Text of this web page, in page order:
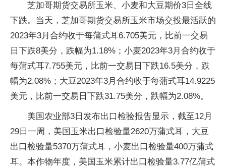
芝加哥期货交易所玉米、小麦和大豆期价3日全线
下跌。当天，芝加哥期货交易所玉米市场交投最活跃的
2023年3月合约收于每蒲式耳6.705美元，比前一交易
日下跌8美分，跌幅为1.18%；小麦2023年3月合约收于
每蒲式耳7.755美元，比前一交易日下跌16.5美分，跌
幅为2.08%；大豆2023年3月合约收于每蒲式耳14.9225
美元，比前一交易日下跌31.75美分，跌幅为2.08%。
美国农业部3日发布出口检验报告显示，截至12月
29日一周，美国玉米出口检验量2620万蒲式耳，大豆
出口检验量5370万蒲式耳，小麦出口检验量400万蒲式
耳。本作物年度，美国玉米累计出口检验量3.77亿蒲式